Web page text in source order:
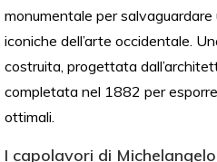
monumentale per salvaguardare
iconiche dell’arte occidentale.
costruita, progettata
completata nel 1882 per
ottimali.
I capolavori di Michelangelo